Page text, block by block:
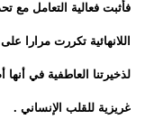
فأثبت فعالية التعامل مع
اللانهائية تكررت مرارا
لذخيرتنا العاطفية في
غريزية للقلب الإنساني .